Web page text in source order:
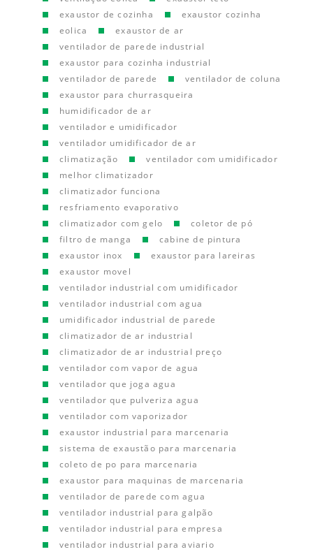
exaustor de cozinha
exaustor cozinha
eolica
exaustor de ar
ventilador de parede industrial
exaustor para cozinha industrial
ventilador de parede
ventilador de coluna
exaustor para churrasqueira
humidificador de ar
ventilador e umidificador
ventilador umidificador de ar
climatização
ventilador com umidificador
melhor climatizador
climatizador funciona
resfriamento evaporativo
climatizador com gelo
coletor de pó
filtro de manga
cabine de pintura
exaustor inox
exaustor para lareiras
exaustor movel
ventilador industrial com umidificador
ventilador industrial com agua
umidificador industrial de parede
climatizador de ar industrial
climatizador de ar industrial preço
ventilador com vapor de agua
ventilador que joga agua
ventilador que pulveriza agua
ventilador com vaporizador
exaustor industrial para marcenaria
sistema de exaustão para marcenaria
coleto de po para marcenaria
exaustor para maquinas de marcenaria
ventilador de parede com agua
ventilador industrial para galpão
ventilador industrial para empresa
ventilador industrial para aviario